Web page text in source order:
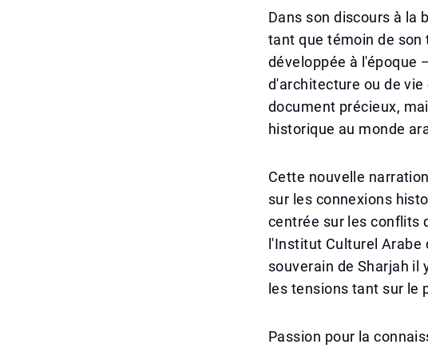
Dans son discours à la
tant que témoin de
développée à l'époque
d'architecture ou de
document précieux,
historique au monde
Cette nouvelle
sur les connexions
centrée sur les conflits
l'Institut Culturel
souverain de Sharjah
les tensions tant sur le
Passion pour la